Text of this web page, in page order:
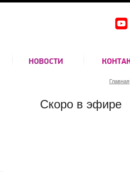
Главная
Скоро в эфире